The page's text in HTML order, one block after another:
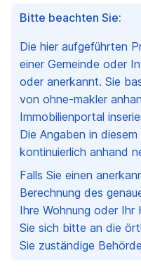
Bitte beachten Sie:
Die hier aufgeführten
einer Gemeinde oder
oder anerkannt. Sie
von ohne-makler
Immobilienportal
Die Angaben in
kontinuierlich anhand
Falls Sie einen
Berechnung des
Ihre Wohnung oder
Sie sich bitte an die
Sie zuständige